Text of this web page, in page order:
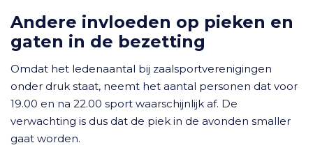
Andere invloeden op pieken en
gaten in de bezetting
Omdat het ledenaantal bij zaalsportverenigingen
onder druk staat, neemt het aantal personen dat voor
19.00 en na 22.00 sport waarschijnlijk af. De
verwachting is dus dat de piek in de avonden smaller
gaat worden.